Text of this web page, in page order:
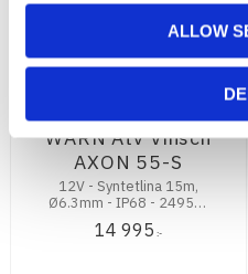
ALLOW
WARN Atv Vinsch
AXON 55-S
12V - Syntetlina 15m,
Ø6.3mm - IP68 - 2495kg
Dragkraft
14 995 :-